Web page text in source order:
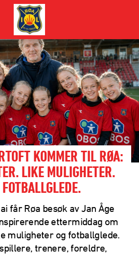
KOMMER TIL RØA:
LIKE MULIGHETER.
får Røa besøk av Jan Åge
ettermiddag om
muligheter og fotballglede.
trenere, foreldre,